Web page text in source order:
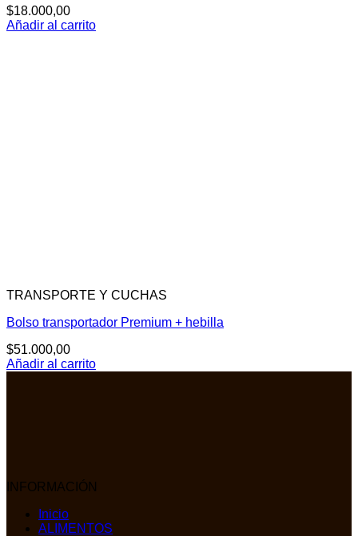
$18.000,00
Añadir al carrito
TRANSPORTE Y CUCHAS
Bolso transportador Premium + hebilla
$51.000,00
Añadir al carrito
INFORMACIÓN
Inicio
ALIMENTOS